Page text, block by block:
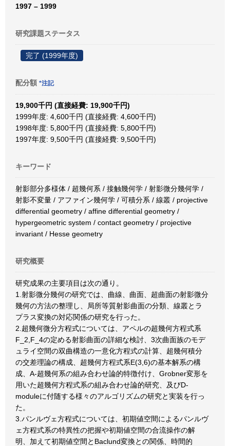
1997 – 1999
研究課題ステータス
完了 (1999年度)
配分額 *注記
19,900千円 (直接経費: 19,900千円)
1999年度: 4,600千円 (直接経費: 4,600千円)
1998年度: 5,800千円 (直接経費: 5,800千円)
1997年度: 9,500千円 (直接経費: 9,500千円)
キーワード
射影部分多様体 / 超幾何系 / 接触幾何学 / 射影微分幾何学 /
射影不変量 / アファイン幾何学 / 可積分系 / 線叢 / projective
differential geometry / affine differential geometry /
hypergeometric system / contact geometry / projective
invariant / Hesse geometry
研究概要
研究成果の主要項目は次の通り。
1.射影微分幾何の研究では、曲線、曲面、超曲面の射影微分
幾何の方法の整理し、局所等質射影曲面の分類、線叢とラ
プラス変換の対応関係の研究を行った。
2.超幾何微分方程式については、アペルの超幾何方程式系
F_2,F_4の定める射影曲面の詳細な検討、3次曲面族のモデ
ュライ空間の双曲構造の一意化方程式の計算、超幾何積分
の交差理論の構成、超幾何方程式系E(3,6)の基本解系の構
成、A-超幾何系の組み合わせ論的特徴付け、Grobner変形を
用いた超幾何方程式系の組み合わせ論的研究、及びD-
moduleに付随する様々のアルゴリズムの研究と実装を行っ
た。
3.パンルヴェ方程式については、初期値空間によるパンルヴ
ェ方程式系の特異性の把握や初期値空間の合流操作の解
明、加えて初期値空間とBaclund変換との関係、時間的